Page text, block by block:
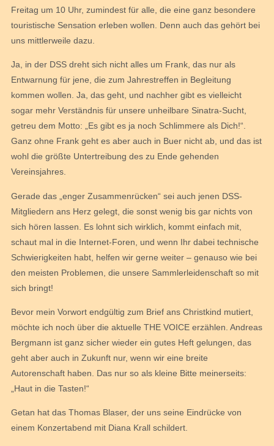
Freitag um 10 Uhr, zumindest für alle, die eine ganz besondere
touristische Sensation erleben wollen. Denn auch das gehört bei
uns mittlerweile dazu.
Ja, in der DSS dreht sich nicht alles um Frank, das nur als
Entwarnung für jene, die zum Jahrestreffen in Begleitung
kommen wollen. Ja, das geht, und nachher gibt es vielleicht
sogar mehr Verständnis für unsere unheilbare Sinatra-Sucht,
getreu dem Motto: „Es gibt es ja noch Schlimmere als Dich!“.
Ganz ohne Frank geht es aber auch in Buer nicht ab, und das ist
wohl die größte Untertreibung des zu Ende gehenden
Vereinsjahres.
Gerade das „enger Zusammenrücken“ sei auch jenen DSS-
Mitgliedern ans Herz gelegt, die sonst wenig bis gar nichts von
sich hören lassen. Es lohnt sich wirklich, kommt einfach mit,
schaut mal in die Internet-Foren, und wenn Ihr dabei technische
Schwierigkeiten habt, helfen wir gerne weiter – genauso wie bei
den meisten Problemen, die unsere Sammlerleidenschaft so mit
sich bringt!
Bevor mein Vorwort endgültig zum Brief ans Christkind mutiert,
möchte ich noch über die aktuelle THE VOICE erzählen. Andreas
Bergmann ist ganz sicher wieder ein gutes Heft gelungen, das
geht aber auch in Zukunft nur, wenn wir eine breite
Autorenschaft haben. Das nur so als kleine Bitte meinerseits:
„Haut in die Tasten!“
Getan hat das Thomas Blaser, der uns seine Eindrücke von
einem Konzertabend mit Diana Krall schildert.